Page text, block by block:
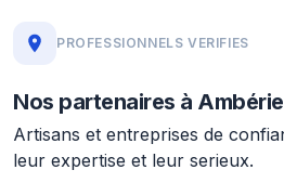
PROFESSIONNELS VERIFIES
Nos partenaires à
Artisans et entreprises de
leur expertise et leur serieux.